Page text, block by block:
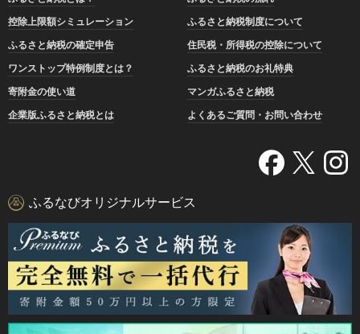
控除上限額シミュレーション
ふるさと納税制度について
ふるさと納税の確定申告
住民税・所得税の控除について
ワンストップ特例制度とは？
ふるさと納税のお礼特典
寄附金の使い道
マンガふるさと納税
企業版ふるさと納税とは
よくあるご質問・お問い合わせ
ふるなびオリジナルサービス